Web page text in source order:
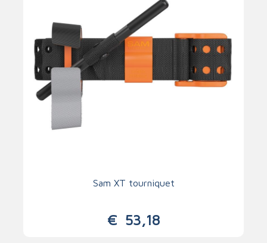
Sam XT tourniquet
€ 53,18